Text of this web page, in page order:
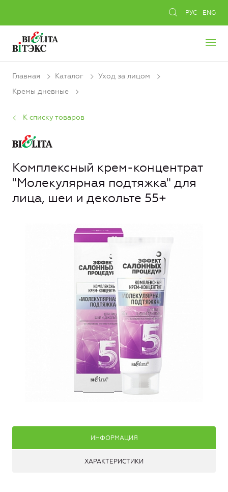
РУС ENG
Главная Каталог
Уход за лицом
Кремы дневные
К списку товаров
Комплексный крем-концентрат
"Молекулярная подтяжка" для
лица, шеи и декольте 55+
ИНФОРМАЦИЯ
ХАРАКТЕРИСТИКИ